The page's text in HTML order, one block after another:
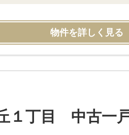
物件を詳しく見る
１丁目 中古一